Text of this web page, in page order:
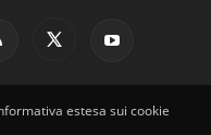
estesa sui cookie